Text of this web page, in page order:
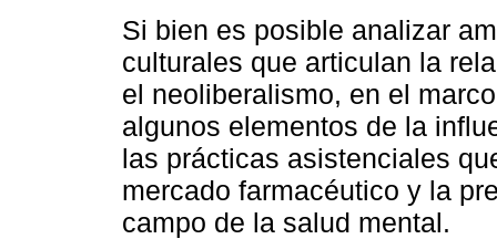
Si bien es posible analizar
culturales que articulan la
el neoliberalismo, en el
algunos elementos de la
las prácticas asistenciales
mercado farmacéutico y la
campo de la salud mental.